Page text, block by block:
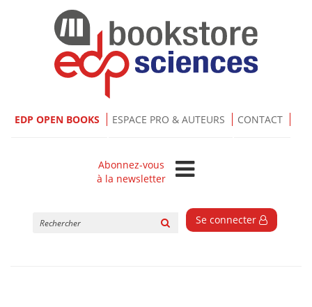
EDP OPEN BOOKS ESPACE PRO & AUTEURS CONTACT
Abonnez-vous
à la newsletter
Se connecter